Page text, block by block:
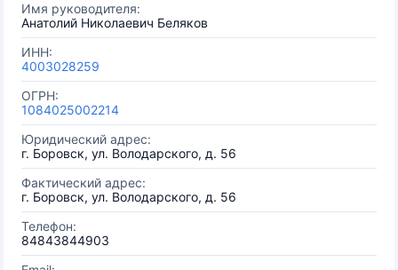
Имя руководителя:
Анатолий Николаевич Беляков
ИНН:
4003028259
ОГРН:
1084025002214
Юридический адрес:
г. Боровск, ул. Володарского, д. 56
Фактический адрес:
г. Боровск, ул. Володарского, д. 56
Телефон:
84843844903